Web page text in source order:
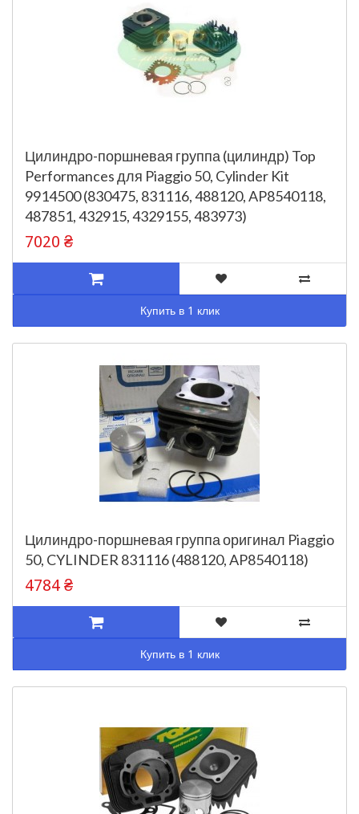
Цилиндро-поршневая группа (цилиндр) Top
Performances для Piaggio 50, Cylinder Kit
9914500 (830475, 831116, 488120, AP8540118,
487851, 432915, 4329155, 483973)
7020 ₴
Купить в 1 клик
Цилиндро-поршневая группа оригинал Piaggio
50, CYLINDER 831116 (488120, AP8540118)
4784 ₴
Купить в 1 клик